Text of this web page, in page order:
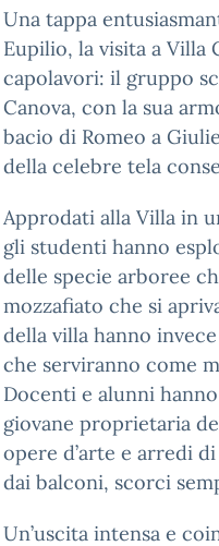
Una tappa
Eupilio, la visita a Villa
capolavori: il gruppo
Canova, con la sua
bacio di Romeo a
della celebre tela
Approdati alla Villa in
gli studenti hanno
delle specie arboree
mozzafiato che si
della villa hanno
che serviranno come
Docenti e alunni
giovane proprietaria
opere d’arte e arredi
dai balconi, scorci
Un’uscita intensa e